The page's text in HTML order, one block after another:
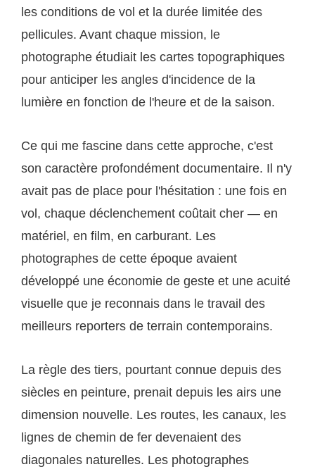
les conditions de vol et la durée limitée des
pellicules. Avant chaque mission, le
photographe étudiait les cartes topographiques
pour anticiper les angles d'incidence de la
lumière en fonction de l'heure et de la saison.
Ce qui me fascine dans cette approche, c'est
son caractère profondément documentaire. Il n'y
avait pas de place pour l'hésitation : une fois en
vol, chaque déclenchement coûtait cher — en
matériel, en film, en carburant. Les
photographes de cette époque avaient
développé une économie de geste et une acuité
visuelle que je reconnais dans le travail des
meilleurs reporters de terrain contemporains.
La règle des tiers, pourtant connue depuis des
siècles en peinture, prenait depuis les airs une
dimension nouvelle. Les routes, les canaux, les
lignes de chemin de fer devenaient des
diagonales naturelles. Les photographes